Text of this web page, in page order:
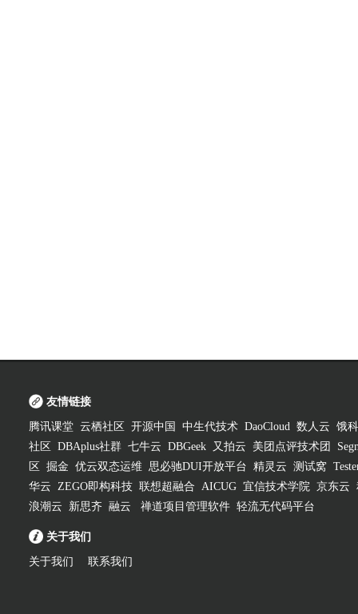
友情链接
腾讯课堂 云栖社区 开源中国 中生代技术 DaoCloud 数人云 饿
社区
DBAplus社群 七牛云 DBGeek 又拍云 美团点评技术团
区
掘金 优云双态运维 思必驰DUI开放平台 精灵云 测试窝
华云 ZEGO即构科技 联想超融合 AICUG 宜信技术学院 京东云
浪潮云
新思齐 融云 禅道项目管理软件 轻流无代码平台
关于我们
关于我们 联系我们